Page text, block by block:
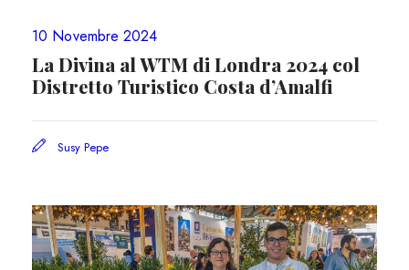
10 Novembre 2024
La Divina al WTM di Londra 2024 col
Distretto Turistico Costa d’Amalfi
Susy Pepe